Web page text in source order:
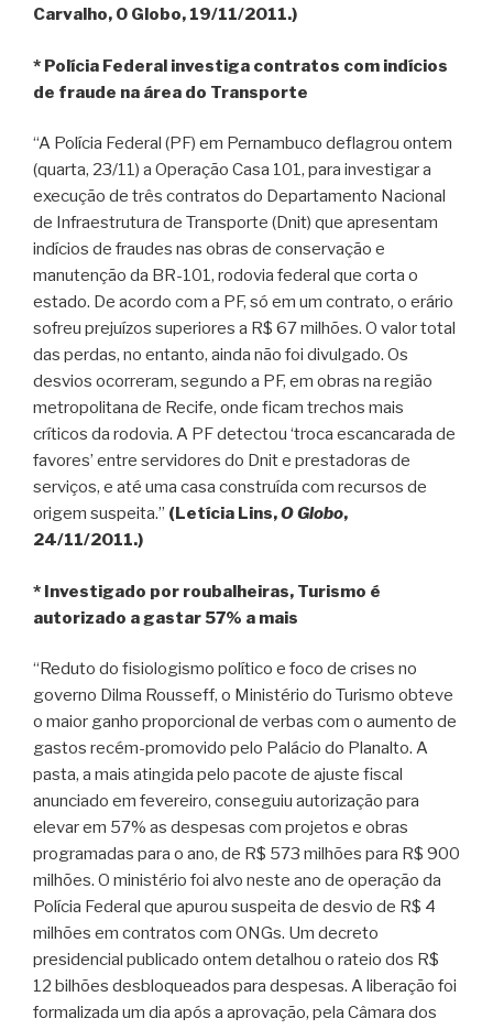
Carvalho, O Globo, 19/11/2011.)
* Polícia Federal investiga contratos com indícios
de fraude na área do Transporte
“A Polícia Federal (PF) em Pernambuco deflagrou ontem
(quarta, 23/11) a Operação Casa 101, para investigar a
execução de três contratos do Departamento Nacional
de Infraestrutura de Transporte (Dnit) que apresentam
indícios de fraudes nas obras de conservação e
manutenção da BR-101, rodovia federal que corta o
estado. De acordo com a PF, só em um contrato, o erário
sofreu prejuízos superiores a R$ 67 milhões. O valor total
das perdas, no entanto, ainda não foi divulgado. Os
desvios ocorreram, segundo a PF, em obras na região
metropolitana de Recife, onde ficam trechos mais
críticos da rodovia. A PF detectou ‘troca escancarada de
favores’ entre servidores do Dnit e prestadoras de
serviços, e até uma casa construída com recursos de
origem suspeita.” (Letícia Lins,O Globo,
24/11/2011.)
* Investigado por roubalheiras, Turismo é
autorizado a gastar 57% a mais
“Reduto do fisiologismo político e foco de crises no
governo Dilma Rousseff, o Ministério do Turismo obteve
o maior ganho proporcional de verbas com o aumento de
gastos recém-promovido pelo Palácio do Planalto. A
pasta, a mais atingida pelo pacote de ajuste fiscal
anunciado em fevereiro, conseguiu autorização para
elevar em 57% as despesas com projetos e obras
programadas para o ano, de R$ 573 milhões para R$ 900
milhões. O ministério foi alvo neste ano de operação da
Polícia Federal que apurou suspeita de desvio de R$ 4
milhões em contratos com ONGs. Um decreto
presidencial publicado ontem detalhou o rateio dos R$
12 bilhões desbloqueados para despesas. A liberação foi
formalizada um dia após a aprovação, pela Câmara dos